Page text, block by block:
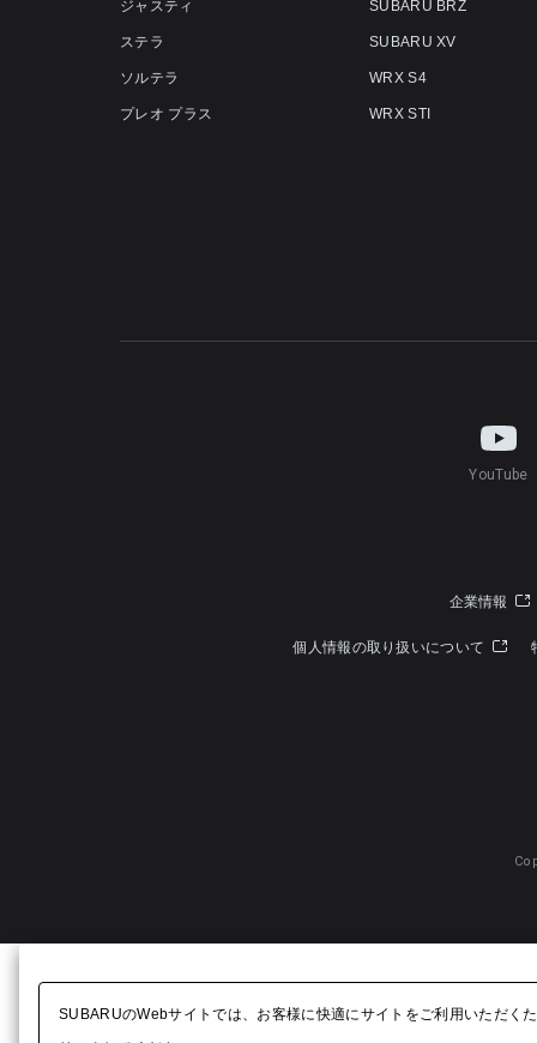
ジャスティ
ステラ
ソルテラ
プレオ プラス
SUBARU BRZ
SUBARU XV
WRX S4
WRX STI
YouTube
企業情報
個人情報の取り扱いについて
SUBARUのWebサイトでは、お客様に快適にサイトをご利用いただく